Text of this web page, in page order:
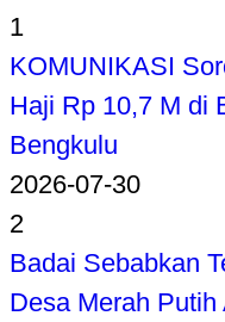
1
KOMUNIKASI
Haji Rp 10,7 M di
Bengkulu
2026-07-30
2
Badai Sebabkan
Desa Merah